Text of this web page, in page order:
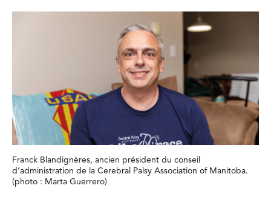
Franck Blandignères, ancien président du conseil
d’administration de la Cerebral Palsy Association of Manitoba.
(photo : Marta Guerrero)